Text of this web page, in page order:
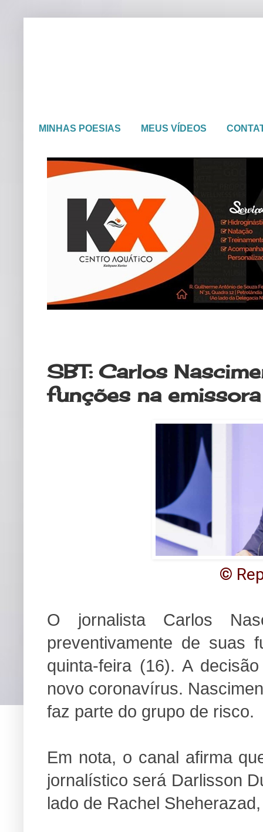
MINHAS POESIAS MEUS VÍDEOS
SBT: Carlos
funções na emissora
©
O jornalista Carlos
preventivamente de suas
quinta-feira (16). A
novo coronavírus.
faz parte do grupo de risco.
Em nota, o canal afirma
jornalístico será Darlisson
lado de Rachel